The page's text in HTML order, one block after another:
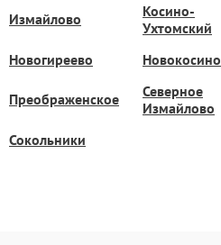
Измайлово
Косино-
Ухтомский
Новогиреево Новокосино
Преображенское
Северное
Измайлово
Сокольники